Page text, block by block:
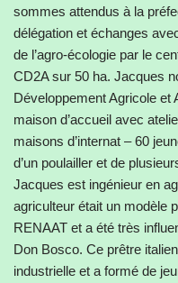
sommes attendus à la
délégation et échanges
de l’agro-écologie par le
CD2A sur 50 ha. Jacques
Développement Agricole et
maison d’accueil avec
maisons d’internat – 60
d’un poulailler et de
Jacques est ingénieur en
agriculteur était un modèle
RENAAT et a été très
Don Bosco. Ce prêtre
industrielle et a formé de